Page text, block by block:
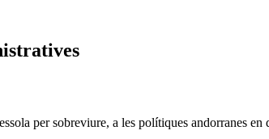
per sobreviure, a les polítiques andorranes